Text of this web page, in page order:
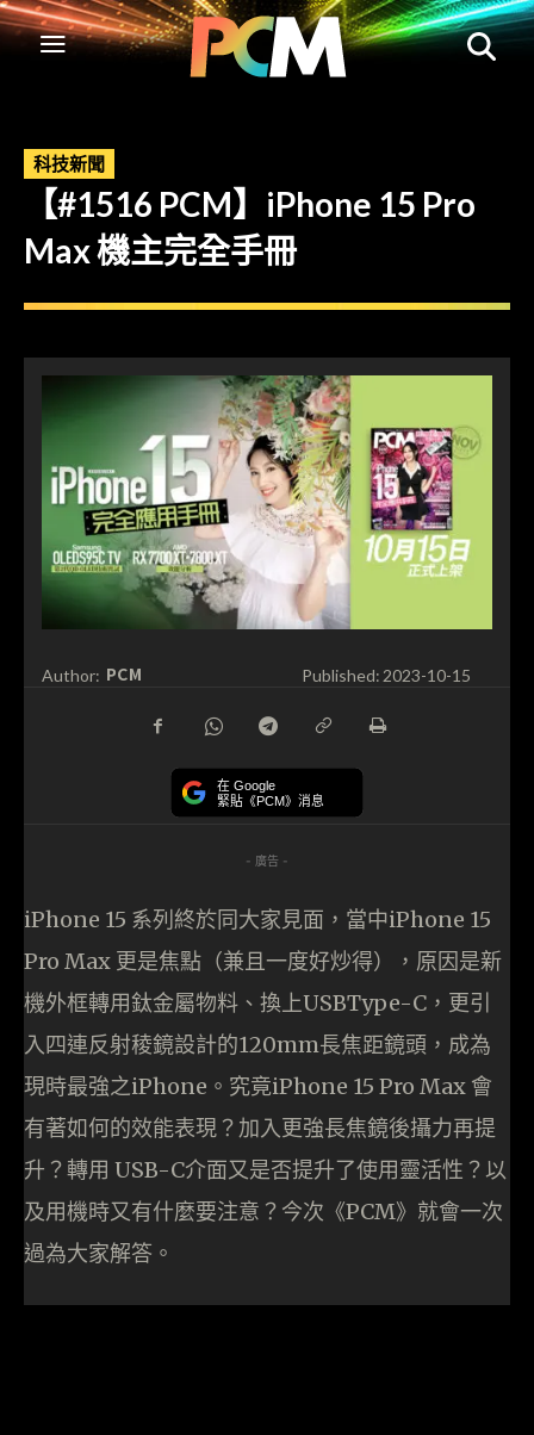
科技新聞
【#1516 PCM】iPhone 15 Pro
Max 機主完全手冊
Author: PCM Published: 2023-10-15
在 Google
緊貼《PCM》消息
- 廣告 -
iPhone 15 系列終於同大家見面，當中iPhone 15
Pro Max 更是焦點（兼且一度好炒得），原因是新
機外框轉用鈦金屬物料、換上USBType-C，更引
入四連反射稜鏡設計的120mm長焦距鏡頭，成為
現時最強之iPhone。究竟iPhone 15 Pro Max 會
有著如何的效能表現？加入更強長焦鏡後攝力再提
升？轉用 USB-C介面又是否提升了使用靈活性？以
及用機時又有什麼要注意？今次《PCM》就會一次
過為大家解答。